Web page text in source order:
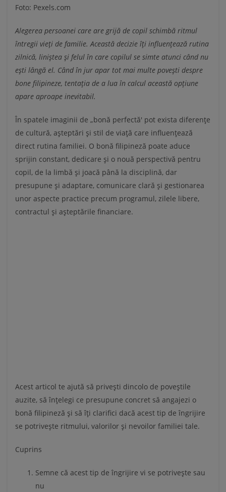
Foto: Pexels.com
Alegerea persoanei care are grijă de copil schimbă ritmul
întregii vieți de familie. Această decizie îți influențează rutina
zilnică, liniștea și felul în care copilul se simte atunci când nu
ești lângă el. Când în jur apar tot mai multe povești despre
bone filipineze, tentația de a lua în calcul această opțiune
apare aproape inevitabil.
În spatele imaginii de „bonă perfectă' pot exista diferențe
de cultură, așteptări și stil de viață care influențează
direct rutina familiei. O bonă filipineză poate aduce
sprijin constant, dedicare și o nouă perspectivă pentru
copil, de la limbă și joacă până la disciplină, dar
presupune și adaptare, comunicare clară și gestionarea
unor aspecte practice precum programul, zilele libere,
contractul și așteptările financiare.
Acest articol te ajută să privești dincolo de poveștile
auzite, să înțelegi ce presupune concret să angajezi o
bonă filipineză și să îți clarifici dacă acest tip de îngrijire
se potrivește ritmului, valorilor și nevoilor familiei tale.
Cuprins
Semne că acest tip de îngrijire vi se potrivește sau
nu